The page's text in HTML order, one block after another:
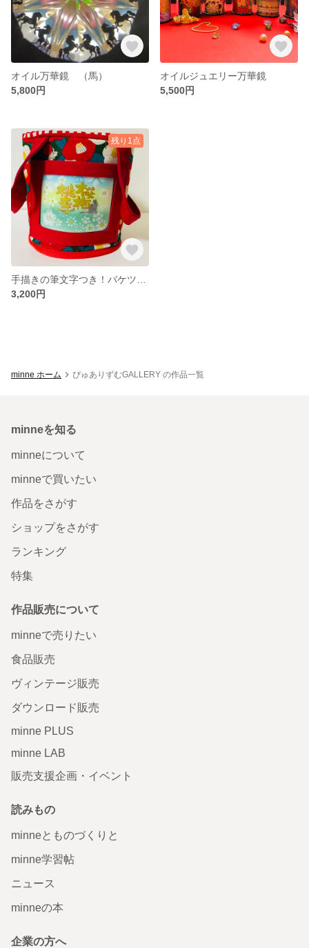
オイル万華鏡 （馬）
5,800円
オイルジュエリー万華鏡
5,500円
残り1点
3,200円
minne ホーム ぴゅありずむGALLERY の作品一覧
minneを知る
minneについて
minneで買いたい
作品をさがす
ショップをさがす
ランキング
特集
作品販売について
minneで売りたい
食品販売
ヴィンテージ販売
ダウンロード販売
minne PLUS
minne LAB
販売支援企画・イベント
読みもの
minneとものづくりと
minne学習帖
ニュース
minneの本
企業の方へ